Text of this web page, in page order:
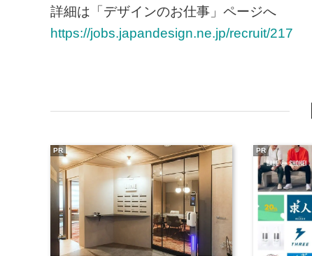
詳細は「デザインのお仕事」ページへ
https://jobs.japandesign.ne.jp/recruit/217
PR PR